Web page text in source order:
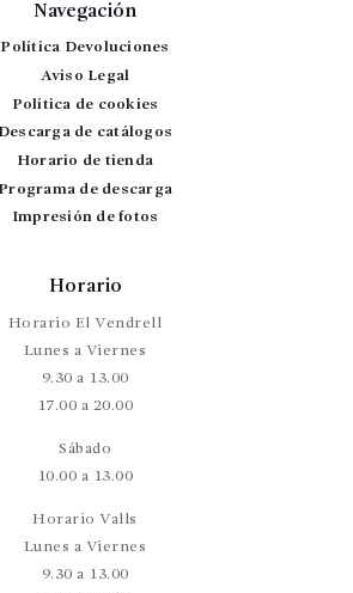
Navegación
Política Devoluciones
Aviso Legal
Política de cookies
Descarga de catálogos
Horario de tienda
Programa de descarga
Impresión de fotos
Horario
Horario El Vendrell
Lunes a Viernes
9.30 a 13.00
17.00 a 20.00
Sábado
10.00 a 13.00
Horario Valls
Lunes a Viernes
9.30 a 13.00